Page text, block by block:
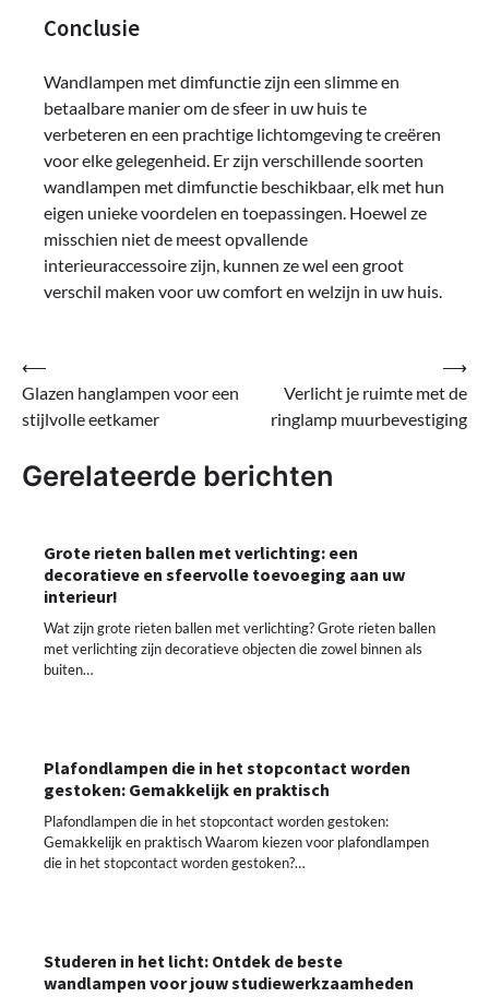
Conclusie
Wandlampen met dimfunctie zijn een slimme en
betaalbare manier om de sfeer in uw huis te
verbeteren en een prachtige lichtomgeving te creëren
voor elke gelegenheid. Er zijn verschillende soorten
wandlampen met dimfunctie beschikbaar, elk met hun
eigen unieke voordelen en toepassingen. Hoewel ze
misschien niet de meest opvallende
interieuraccessoire zijn, kunnen ze wel een groot
verschil maken voor uw comfort en welzijn in uw huis.
Bericht
navigatie
⟵
Glazen hanglampen voor een
stijlvolle eetkamer
Verlicht je ruimte met de
ringlamp muurbevestiging
⟶
Gerelateerde berichten
Grote rieten ballen met verlichting: een
decoratieve en sfeervolle toevoeging aan uw
interieur!
Wat zijn grote rieten ballen met verlichting? Grote rieten ballen
met verlichting zijn decoratieve objecten die zowel binnen als
buiten…
Plafondlampen die in het stopcontact worden
gestoken: Gemakkelijk en praktisch
Plafondlampen die in het stopcontact worden gestoken:
Gemakkelijk en praktisch Waarom kiezen voor plafondlampen
die in het stopcontact worden gestoken?…
Studeren in het licht: Ontdek de beste
wandlampen voor jouw studiewerkzaamheden